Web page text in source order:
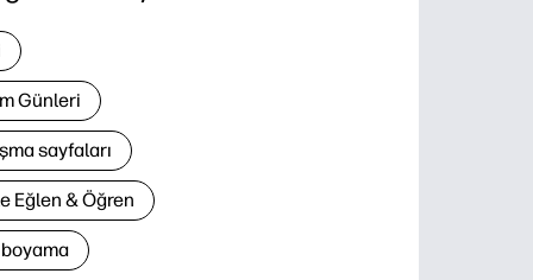
Günleri
sayfaları
Eğlen & Öğren